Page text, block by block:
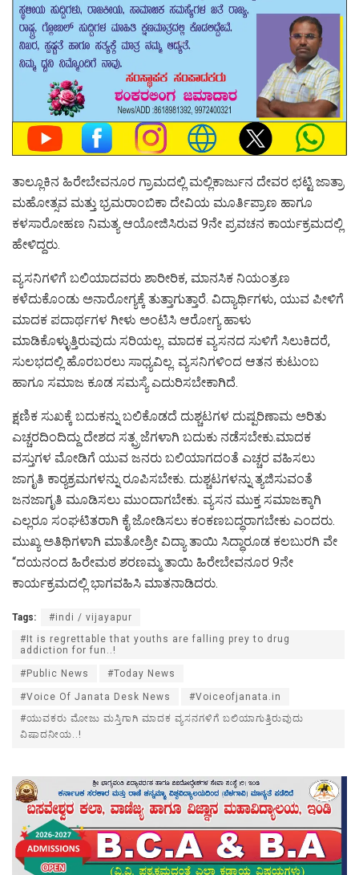
ತಾಲ್ಲೂಕಿನ ಹಿರೇಬೇವನೂರ ಗ್ರಾಮದಲ್ಲಿ ಮಲ್ಲಿಕಾರ್ಜುನ ದೇವರ ಛಟ್ಟಿ ಜಾತ್ರಾ
ಮಹೋತ್ಸವ ಮತ್ತು ಭ್ರಮರಾಂಬಿಕಾ ದೇವಿಯ ಮೂರ್ತಿಪ್ರಾಣ ಹಾಗೂ
ಕಳಸಾರೋಹಣ ನಿಮತ್ಯ ಆಯೋಜಿಸಿರುವ 9ನೇ ಪ್ರವಚನ ಕಾರ್ಯಕ್ರಮದಲ್ಲಿ
ಹೇಳಿದ್ದರು.
ವ್ಯಸನಿಗಳಿಗೆ ಬಲಿಯಾದವರು ಶಾರೀರಿಕ, ಮಾನಸಿಕ ನಿಯಂತ್ರಣ
ಕಳೆದುಕೊಂಡು ಅನಾರೋಗ್ಯಕ್ಕೆ ತುತ್ತಾಗುತ್ತಾರೆ. ವಿದ್ಯಾರ್ಥಿಗಳು, ಯುವ ಪೀಳಿಗೆ
ಮಾದಕ ಪದಾರ್ಥಗಳ ಗೀಳು ಅಂಟಿಸಿ ಆರೋಗ್ಯ ಹಾಳು
ಮಾಡಿಕೊಳ್ಳುತ್ತಿರುವುದು ಸರಿಯಲ್ಲ. ಮಾದಕ ವ್ಯಸನದ ಸುಳಿಗೆ ಸಿಲುಕಿದರೆ,
ಸುಲಭದಲ್ಲಿ ಹೊರಬರಲು ಸಾಧ್ಯವಿಲ್ಲ. ವ್ಯಸನಿಗಳಿಂದ ಆತನ ಕುಟುಂಬ
ಹಾಗೂ ಸಮಾಜ ಕೂಡ ಸಮಸ್ಯೆ ಎದುರಿಸಬೇಕಾಗಿದೆ.
ಕ್ಷಣಿಕ ಸುಖಕ್ಕೆ ಬದುಕನ್ನು ಬಲಿಕೊಡದೆ ದುಶ್ಚಟಗಳ ದುಷ್ಪರಿಣಾಮ ಅರಿತು
ಎಚ್ಚರದಿಂದಿದ್ದು ದೇಶದ ಸತ್ಪ್ರಜೆಗಳಾಗಿ ಬದುಕು ನಡೆಸಬೇಕು.ಮಾದಕ
ವಸ್ತುಗಳ ಮೋಡಿಗೆ ಯುವ ಜನರು ಬಲಿಯಾಗದಂತೆ ಎಚ್ಚರ ವಹಿಸಲು
ಜಾಗೃತಿ ಕಾರ್‍ಯಕ್ರಮಗಳನ್ನು ರೂಪಿಸಬೇಕು. ದುಶ್ಚಟಗಳನ್ನು ತ್ಯಜಿಸುವಂತೆ
ಜನಜಾಗೃತಿ ಮೂಡಿಸಲು ಮುಂದಾಗಬೇಕು. ವ್ಯಸನ ಮುಕ್ತ ಸಮಾಜಕ್ಕಾಗಿ
ಎಲ್ಲರೂ ಸಂಘಟಿತರಾಗಿ ಕೈ ಜೋಡಿಸಲು ಕಂಕಣಬದ್ಧರಾಗಬೇಕು ಎಂದರು.
ಮುಖ್ಯ ಅತಿಥಿಗಳಾಗಿ ಮಾತೋಶ್ರೀ ವಿದ್ಯಾ ತಾಯಿ ಸಿದ್ಧಾರೂಡ ಕಲಬುರಗಿ ವೇ
“ದಯನಂದ ಹಿರೇಮಠ ಶರಣಮ್ಮ ತಾಯಿ ಹಿರೇಬೇವನೂರ 9ನೇ
ಕಾರ್ಯಕ್ರಮದಲ್ಲಿ ಭಾಗವಹಿಸಿ ಮಾತನಾಡಿದರು.
Tags:
#indi / vijayapur
#It is regrettable that youths are falling prey to drug
addiction for fun..!
#Public News #Today News
#Voice Of Janata Desk News
#Voiceofjanata.in
#ಯುವಕರು ಮೋಜು ಮಸ್ತಿಗಾಗಿ ಮಾದಕ ವ್ಯಸನಗಳಿಗೆ ಬಲಿಯಾಗುತ್ತಿರುವುದು
ವಿಷಾದನೀಯ..!